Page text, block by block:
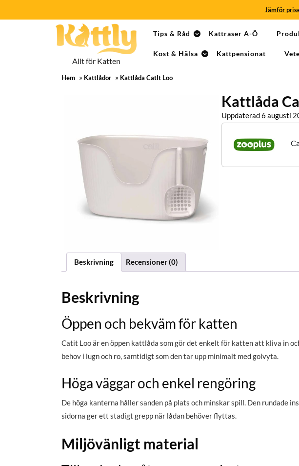
Jämför
Jämför
Jämför
Allt för Katten
Tips & Råd Kattraser A-Ö
Kost & Hälsa Kattpensionat
Hem » Kattlådor » Kattlåda CatIt Loo
Kattlåda
Uppdaterad 6 augusti
Beskrivning Recensioner (0)
Beskrivning
Öppen och bekväm för katten
Catit Loo är en öppen kattlåda som gör det enkelt för katten att kliva in
behov i lugn och ro, samtidigt som den tar upp minimalt med golvyta.
Höga väggar och enkel rengöring
De höga kanterna håller sanden på plats och minskar spill. Den rundade
sidorna ger ett stadigt grepp när lådan behöver flyttas.
Miljövänligt material